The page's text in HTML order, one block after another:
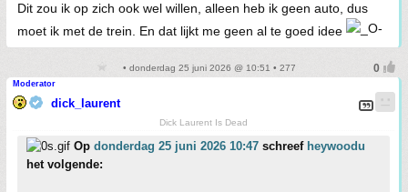
Dit zou ik op zich ook wel willen, alleen heb ik geen auto, dus
moet ik met de trein. En dat lijkt me geen al te goed idee
• donderdag 25 juni 2026 @ 10:51 • 277
Moderator
dick_laurent
Dick Laurent Is Dead
Op donderdag 25 juni 2026 10:47 schreef heywoodu
het volgende: